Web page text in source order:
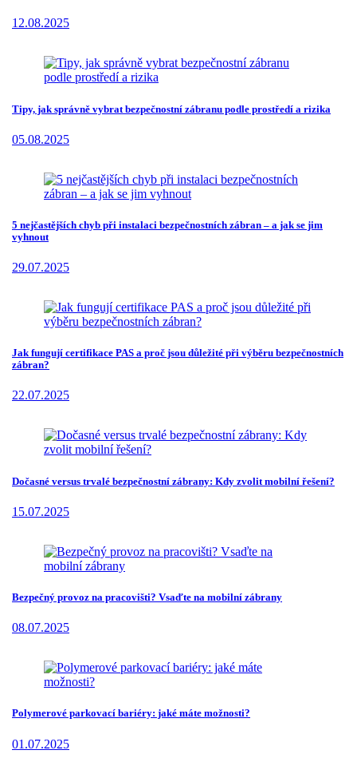
12.08.2025
Tipy, jak správně vybrat bezpečnostní zábranu podle prostředí a rizika
05.08.2025
5 nejčastějších chyb při instalaci bezpečnostních zábran – a jak se jim
vyhnout
29.07.2025
Jak fungují certifikace PAS a proč jsou důležité při výběru bezpečnostních
zábran?
22.07.2025
Dočasné versus trvalé bezpečnostní zábrany: Kdy zvolit mobilní řešení?
15.07.2025
Bezpečný provoz na pracovišti? Vsaďte na mobilní zábrany
08.07.2025
Polymerové parkovací bariéry: jaké máte možnosti?
01.07.2025